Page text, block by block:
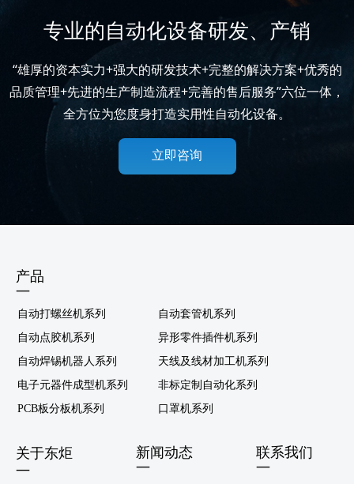
专业的自动化设备研发、产销
“雄厚的资本实力+强大的研发技术+完整的解决方案+优秀的
品质管理+先进的生产制造流程+完善的售后服务”六位一体，
全方位为您度身打造实用性自动化设备。
立即咨询
关于东炬
—
新闻动态
—
联系我们
—
自动打螺丝机系列
自动点胶机系列
自动焊锡机器人系列
电子元器件成型机系列
PCB板分板机系列
产品
—
自动套管机系列
异形零件插件机系列
天线及线材加工机系列
非标定制自动化系列
口罩机系列